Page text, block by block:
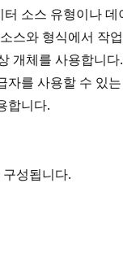
소스 유형이나 데
스와 형식에서 작
개체를 사용합니다
자를 사용할 수 있
합니다.
성됩니다.